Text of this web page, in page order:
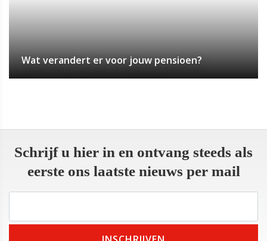
Wat verandert er voor jouw pensioen?
Schrijf u hier in en ontvang steeds als
eerste ons laatste nieuws per mail